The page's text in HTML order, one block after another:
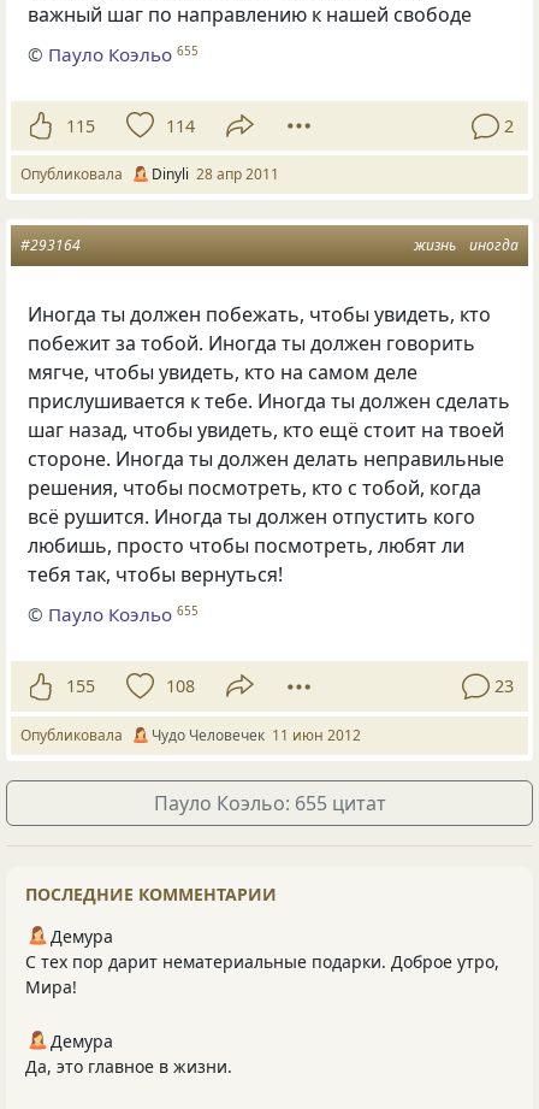
важный шаг по направлению к нашей свободе
© Пауло Коэльо 655
115 114 2
Опубликовала Dinyli 28 апр 2011
жизнь иногда
#293164
Иногда ты должен побежать, чтобы увидеть, кто
побежит за тобой. Иногда ты должен говорить
мягче, чтобы увидеть, кто на самом деле
прислушивается к тебе. Иногда ты должен сделать
шаг назад, чтобы увидеть, кто ещё стоит на твоей
стороне. Иногда ты должен делать неправильные
решения, чтобы посмотреть, кто с тобой, когда
всё рушится. Иногда ты должен отпустить кого
любишь, просто чтобы посмотреть, любят ли
тебя так, чтобы вернуться!
© Пауло Коэльо 655
155 108 23
Опубликовала Чудо Человечек 11 июн 2012
Пауло Коэльо: 655 цитат
ПОСЛЕДНИЕ КОММЕНТАРИИ
Демура
С тех пор дарит нематериальные подарки. Доброе утро,
Мира!
Демура
Да, это главное в жизни.